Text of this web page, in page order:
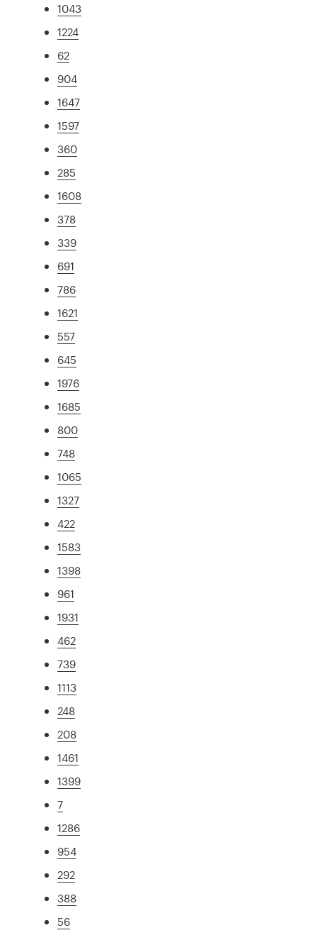
1043
1224
62
904
1647
1597
360
285
1608
378
339
691
786
1621
557
645
1976
1685
800
748
1065
1327
422
1583
1398
961
1931
462
739
1113
248
208
1461
1399
7
1286
954
292
388
56